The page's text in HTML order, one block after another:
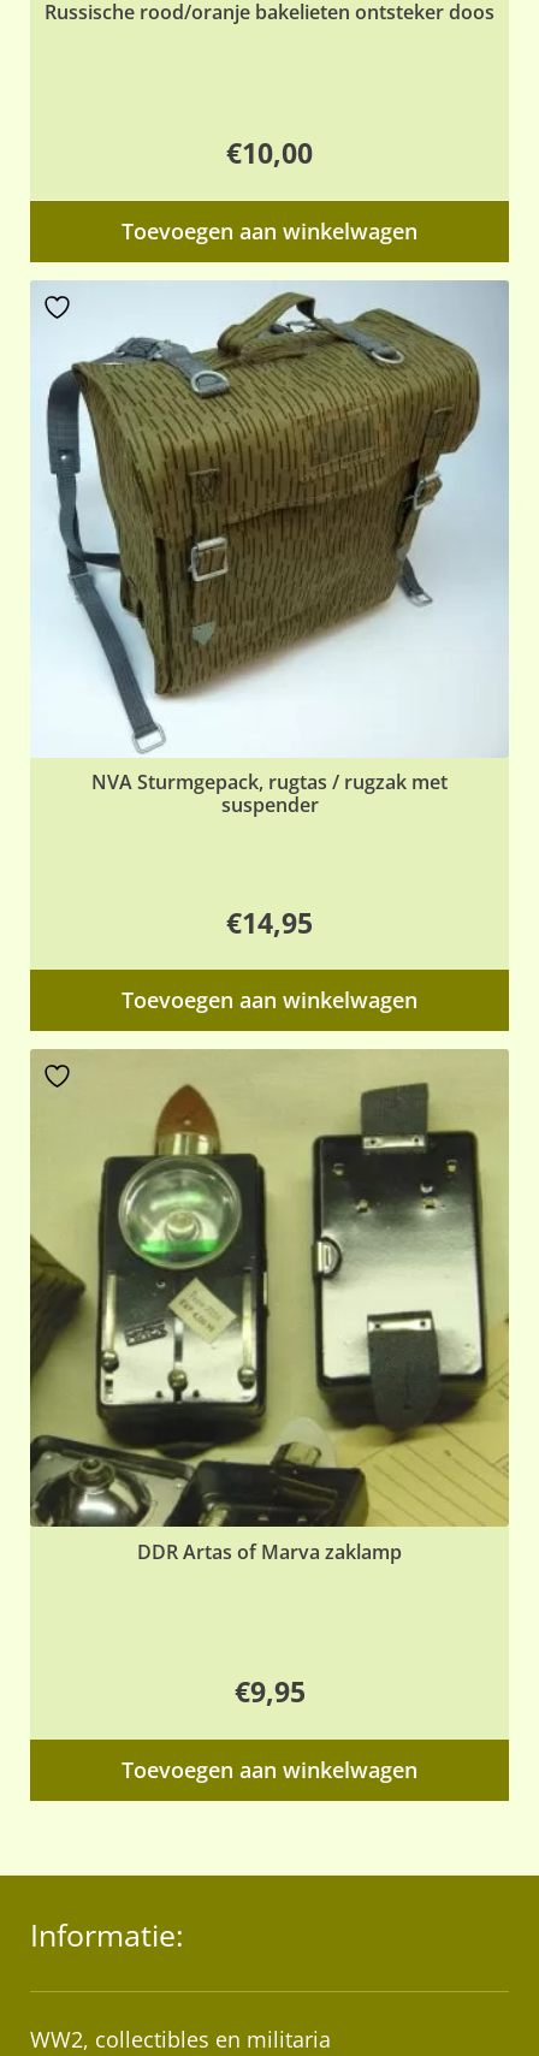
Russische rood/oranje bakelieten ontsteker doos
€10,00
Toevoegen aan winkelwagen
NVA Sturmgepack, rugtas / rugzak met
suspender
€14,95
Toevoegen aan winkelwagen
DDR Artas of Marva zaklamp
€9,95
Toevoegen aan winkelwagen
Informatie:
WW2, collectibles en militaria